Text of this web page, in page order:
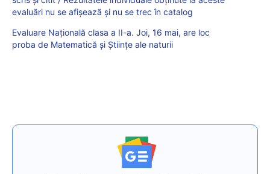
evaluări nu se afișează și nu se trec în catalog
Evaluare Națională clasa a II-a. Joi, 16 mai, are loc
proba de Matematică și Științe ale naturii